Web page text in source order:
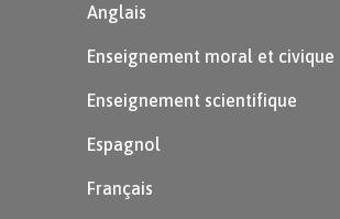
dodos. Le dernier dodo est mort en
Citez les différents paramètres du
vie du dodo ayant favorisé sa
Anglais
Enseignement moral et civique
Enseignement scientifique
Espagnol
Français